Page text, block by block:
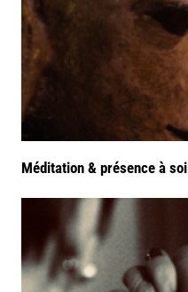
Méditation & présence à soi